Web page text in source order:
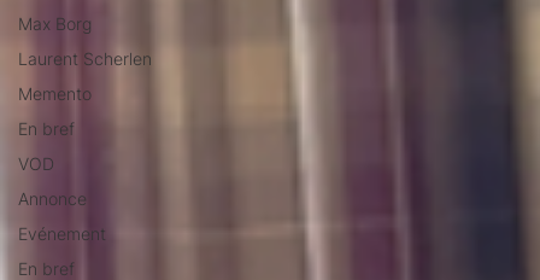
Max Borg
Laurent Scherlen
Memento
En bref
VOD
Annonce
Evénement
En bref